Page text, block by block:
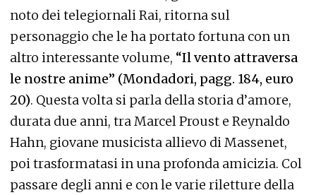
noto dei telegiornali Rai, ritorna sul
personaggio che le ha portato fortuna con un
altro interessante volume, “Il vento attraversa
le nostre anime” (Mondadori, pagg. 184, euro
20). Questa volta si parla della storia d’amore,
durata due anni, tra Marcel Proust e Reynaldo
Hahn, giovane musicista allievo di Massenet,
poi trasformatasi in una profonda amicizia. Col
passare degli anni e con le varie riletture della